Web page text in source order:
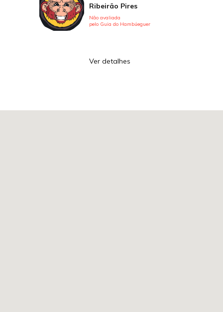
Ribeirão Pires
Não avaliada
pelo Guia do Hambúeguer
Ver detalhes